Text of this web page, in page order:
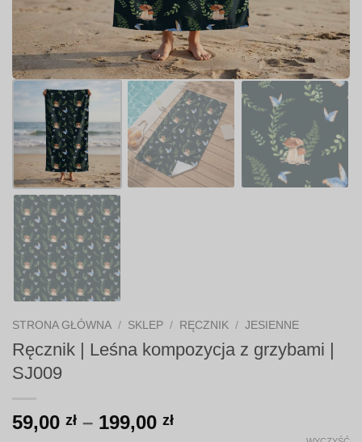
STRONA GŁÓWNA / SKLEP / RĘCZNIK / JESIENNE
Ręcznik | Leśna kompozycja z grzybami |
SJ009
59,00 zł – 199,00 złZakres